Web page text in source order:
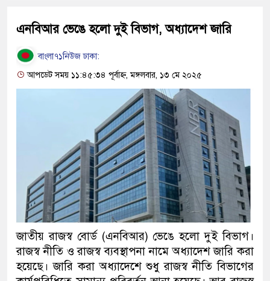
এনবিআর ভেঙে হলো দুই বিভাগ, অধ্যাদেশ জারি
বাংলা৭১নিউজ ঢাকা:
আপডেট সময় ১১:৪৫:৩৪ পূর্বাহ্ন, মঙ্গলবার, ১৩ মে ২০২৫
জাতীয় রাজস্ব বোর্ড (এনবিআর) ভেঙে হলো দুই বিভাগ।
রাজস্ব নীতি ও রাজস্ব ব্যবস্থাপনা নামে অধ্যাদেশ জারি করা
হয়েছে। জারি করা অধ্যাদেশে শুধু রাজস্ব নীতি বিভাগের